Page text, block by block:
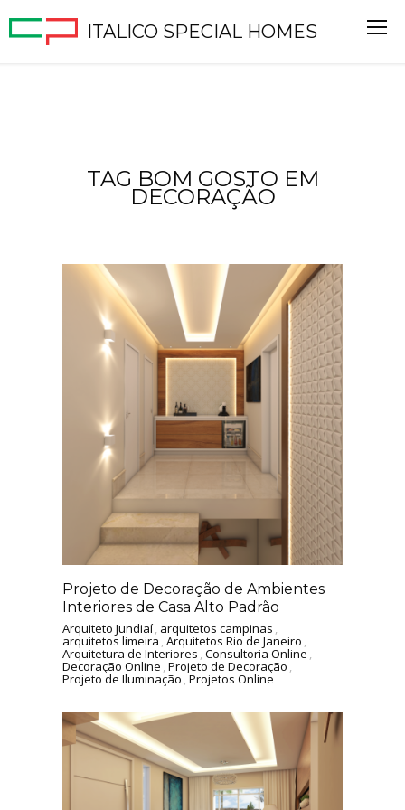
ITALICO SPECIAL HOMES
TAG BOM GOSTO EM
DECORAÇÃO
Projeto de Decoração de Ambientes
Interiores de Casa Alto Padrão
Arquiteto Jundiaí, arquitetos campinas ,
arquitetos limeira , Arquitetos Rio de Janeiro ,
Arquitetura de Interiores , Consultoria Online ,
Decoração Online , Projeto de Decoração ,
Projeto de Iluminação ,Projetos Online